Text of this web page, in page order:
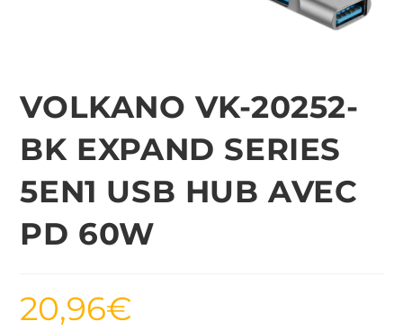
VOLKANO VK-20252-
BK EXPAND SERIES
5EN1 USB HUB AVEC
PD 60W
20,96€